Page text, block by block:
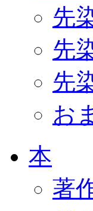
先
先
先
お
本
著